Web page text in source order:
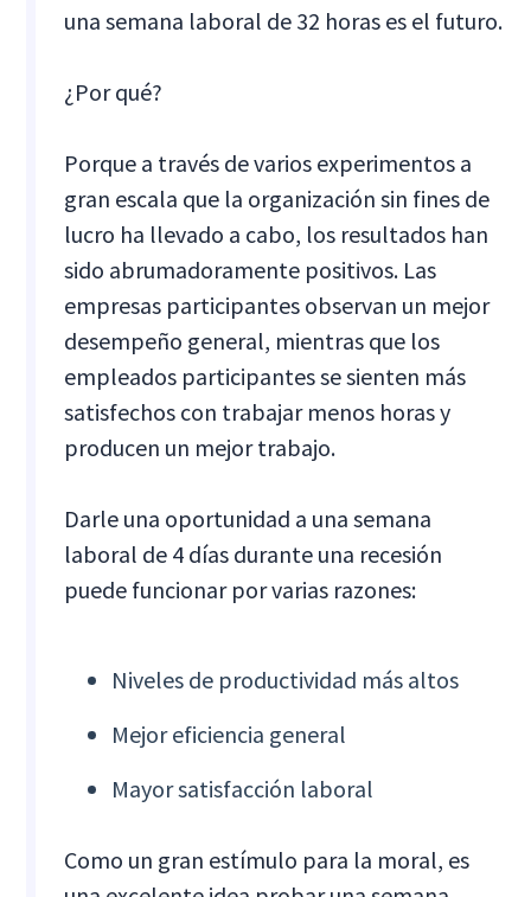
una semana laboral de 32 horas es el futuro.
¿Por qué?
Porque a través de varios experimentos a
gran escala que la organización sin fines de
lucro ha llevado a cabo, los resultados han
sido abrumadoramente positivos. Las
empresas participantes observan un mejor
desempeño general, mientras que los
empleados participantes se sienten más
satisfechos con trabajar menos horas y
producen un mejor trabajo.
Darle una oportunidad a una semana
laboral de 4 días durante una recesión
puede funcionar por varias razones:
Niveles de productividad más altos
Mejor eficiencia general
Mayor satisfacción laboral
Como un gran estímulo para la moral, es